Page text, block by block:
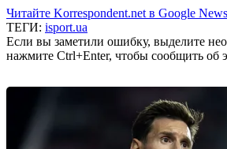
Читайте Korrespondent.net в Google News
ТЕГИ: isport.ua
Если вы заметили ошибку, выделите
нажмите Ctrl+Enter, чтобы сообщить об